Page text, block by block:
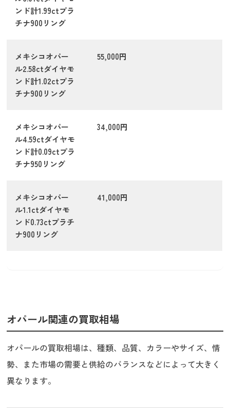
ンド計1.99ctプラ
チナ900リング
メキシコオパー
ル2.58ctダイヤモ
ンド計1.02ctプラ
チナ900リング
55,000円
メキシコオパー
ル4.59ctダイヤモ
ンド計0.09ctプラ
チナ950リング
34,000円
メキシコオパー
ル1.1ctダイヤモ
ンド0.73ctプラチ
ナ900リング
41,000円
オパール関連の買取相場
オパールの買取相場は、種類、品質、カラーやサイズ、情
勢、また市場の需要と供給のバランスなどによって大きく
異なります。